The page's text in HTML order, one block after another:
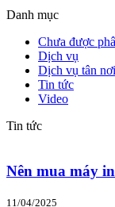
Danh mục
Chưa được
Dịch vụ
Dịch vụ tân nơi
Tin tức
Video
Tin tức
Nên mua máy
11/04/2025